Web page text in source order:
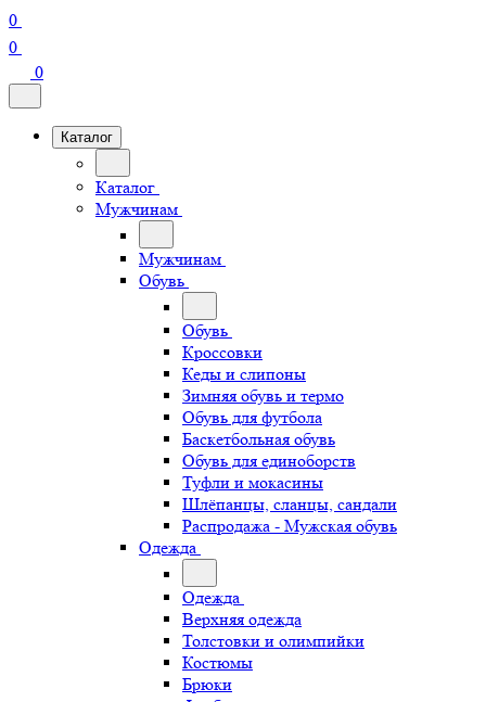
0
0
0
Каталог
Каталог
Мужчинам
Мужчинам
Обувь
Обувь
Кроссовки
Кеды и слипоны
Зимняя обувь и термо
Обувь для футбола
Баскетбольная обувь
Обувь для единоборств
Туфли и мокасины
Шлёпанцы, сланцы, сандали
Распродажа - Мужская обувь
Одежда
Одежда
Верхняя одежда
Толстовки и олимпийки
Костюмы
Брюки